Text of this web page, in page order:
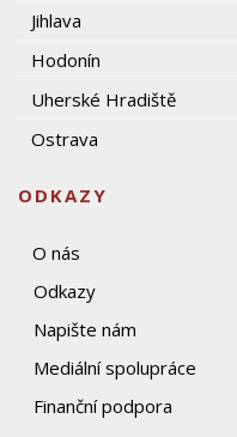
Jihlava
Hodonín
Uherské Hradiště
Ostrava
ODKAZY
O nás
Odkazy
Napište nám
Mediální spolupráce
Finanční podpora